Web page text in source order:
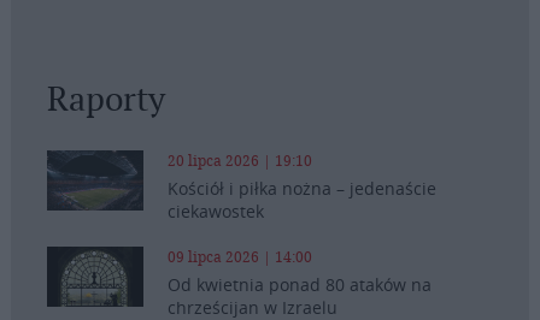
Raporty
20 lipca 2026 | 19:10
Kościół i piłka nożna – jedenaście
ciekawostek
09 lipca 2026 | 14:00
Od kwietnia ponad 80 ataków na
chrześcijan w Izraelu